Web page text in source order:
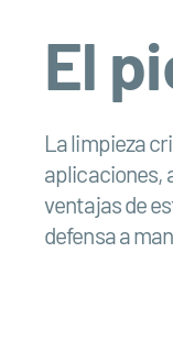
El
La limpieza
aplicaciones,
ventajas de
defensa a